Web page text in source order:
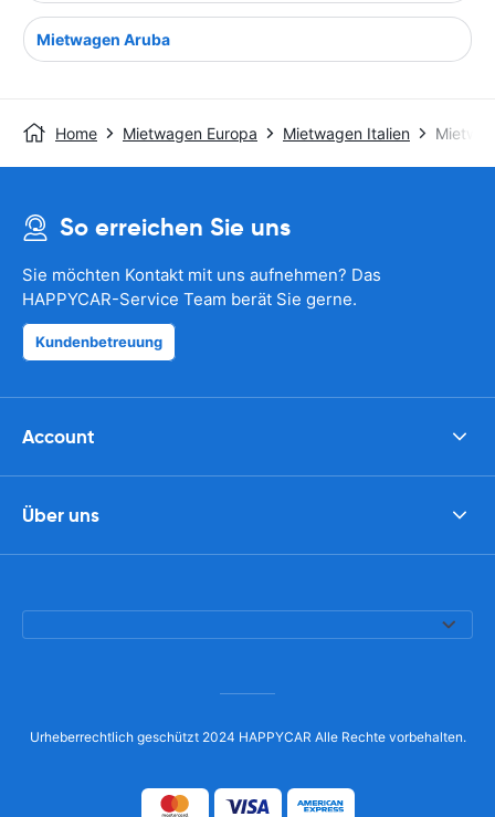
Mietwagen Aruba
Home Mietwagen Europa Mietwagen Italien
So erreichen Sie uns
Sie möchten Kontakt mit uns aufnehmen? Das
HAPPYCAR-Service Team berät Sie gerne.
Kundenbetreuung
Account
Über uns
Urheberrechtlich geschützt 2024 HAPPYCAR Alle Rechte vorbehalten.